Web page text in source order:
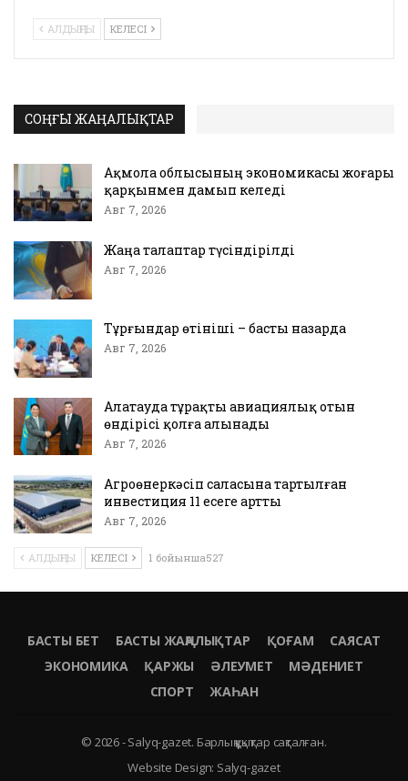
АЛДЫҢҒЫ КЕЛЕСІ
СОҢҒЫ ЖАҢАЛЫҚТАР
Ақмола облысының экономикасы жоғары
қарқынмен дамып келеді
Авг 7, 2026
Жаңа талаптар түсіндірілді
Авг 7, 2026
Тұрғындар өтініші – басты назарда
Авг 7, 2026
Алатауда тұрақты авиациялық отын
өндірісі қолға алынады
Авг 7, 2026
Агроөнеркәсіп саласына тартылған
инвестиция 11 есеге артты
Авг 7, 2026
АЛДЫҢҒЫ КЕЛЕСІ 1 бойынша527
БАСТЫ БЕТ БАСТЫ ЖАҢАЛЫҚТАР ҚОҒАМ
САЯСАТ
ЭКОНОМИКА
ҚАРЖЫ ӘЛЕУМЕТ
МӘДЕНИЕТ
СПОРТ
ЖАҺАН
© 2026 - Salyq-gazet. Барлық құқықтар сақталған.
Website Design: Salyq-gazet